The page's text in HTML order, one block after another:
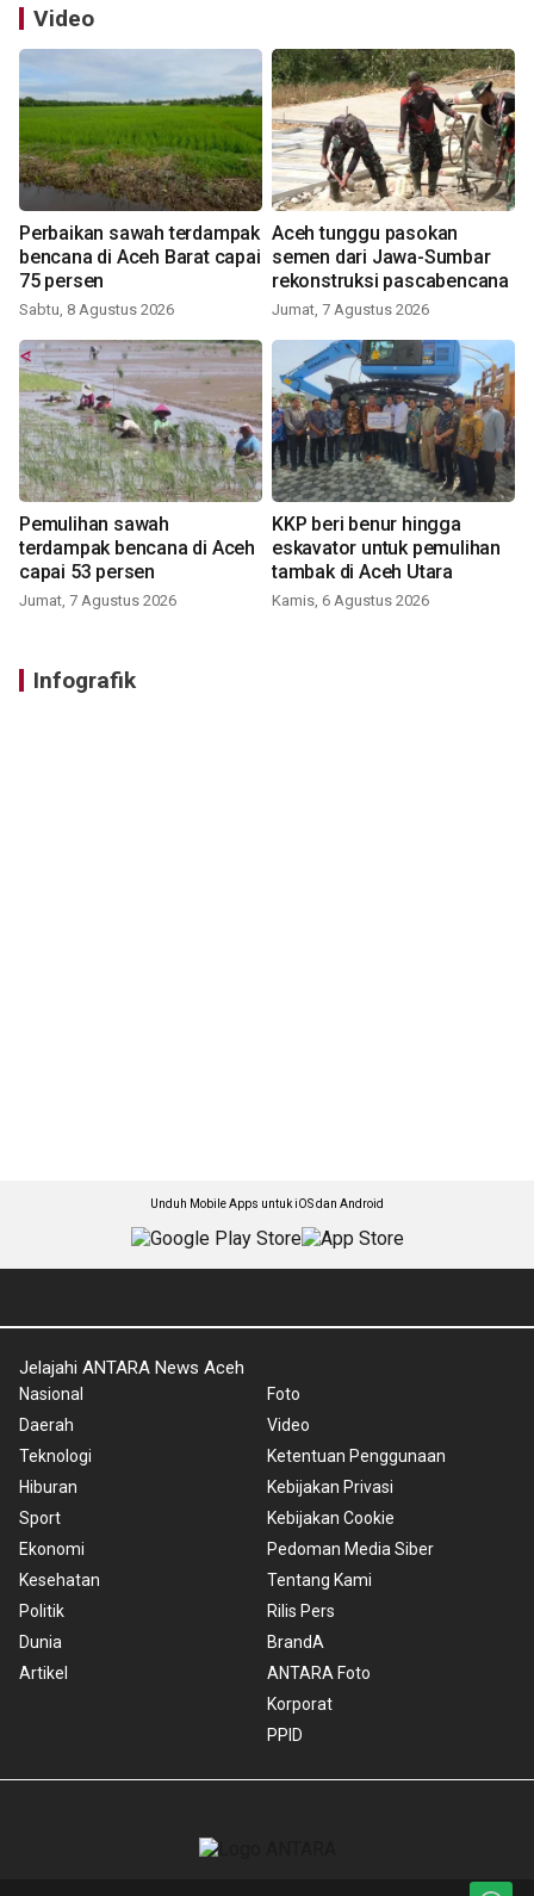
Video
Perbaikan sawah terdampak
bencana di Aceh Barat capai
75 persen
Sabtu, 8 Agustus 2026
Aceh tunggu pasokan
semen dari Jawa-Sumbar
rekonstruksi pascabencana
Jumat, 7 Agustus 2026
Pemulihan sawah
terdampak bencana di Aceh
capai 53 persen
Jumat, 7 Agustus 2026
KKP beri benur hingga
eskavator untuk pemulihan
tambak di Aceh Utara
Kamis, 6 Agustus 2026
Infografik
Unduh Mobile Apps untuk iOS dan Android
Jelajahi ANTARA News Aceh
Nasional
Daerah
Teknologi
Hiburan
Sport
Ekonomi
Kesehatan
Politik
Dunia
Artikel
Foto
Video
Ketentuan Penggunaan
Kebijakan Privasi
Kebijakan Cookie
Pedoman Media Siber
Tentang Kami
Rilis Pers
BrandA
ANTARA Foto
Korporat
PPID